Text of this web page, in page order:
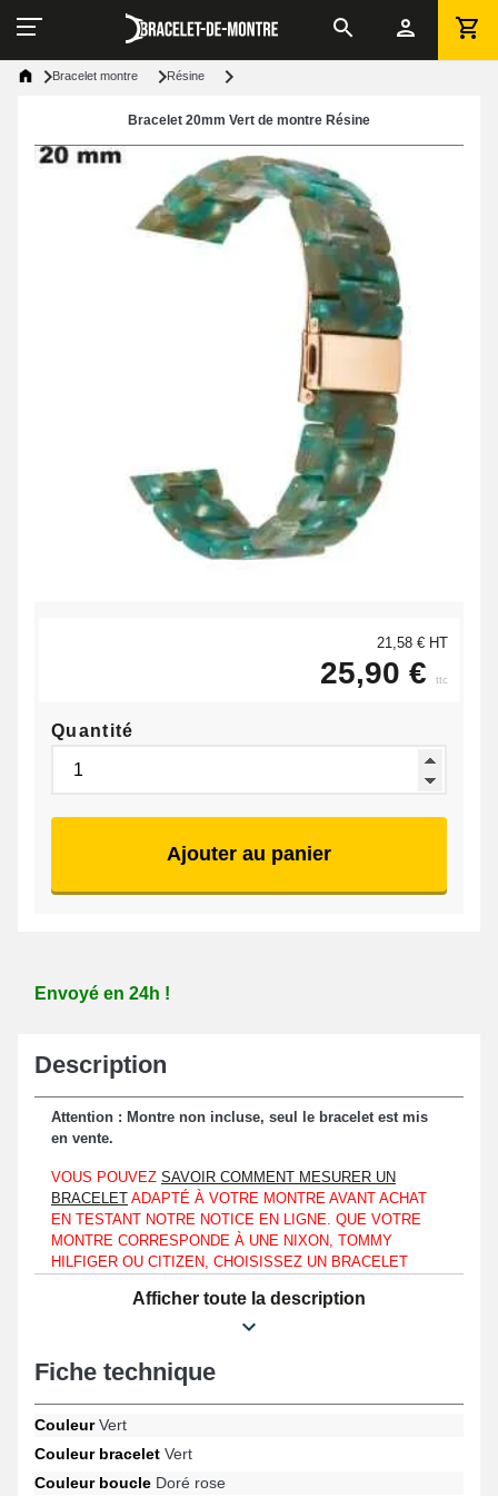
Bracelet montre Résine
Bracelet 20mm Vert de montre Résine
21,58 € HT
25,90 € ttc
Quantité
Ajouter au panier
Envoyé en 24h !
Description
Attention : Montre non incluse, seul le bracelet est mis
en vente.
VOUS POUVEZ SAVOIR COMMENT MESURER UN
BRACELET ADAPTÉ À VOTRE MONTRE AVANT ACHAT
EN TESTANT NOTRE NOTICE EN LIGNE. QUE VOTRE
MONTRE CORRESPONDE À UNE NIXON, TOMMY
HILFIGER OU CITIZEN, CHOISISSEZ UN BRACELET
L'HORLOGÈRE QUE VOUS POSSÉDEZ AU MOYEN DE
Assemblable précisément à un entre-corne au niveau d'un boîtier
d'une largeur de 20 mm.
Optimal en vue de remplacer un bracelet montre cassé ou
boucle déployante de couleur dorée rose garantit un mécanisme
de fixation facile à utiliser et rapide. Fixez le bracelet pour montre
Afficher toute la description
Fiche technique
CouleurVert
Couleur bracelet Vert
Couleur boucle Doré rose